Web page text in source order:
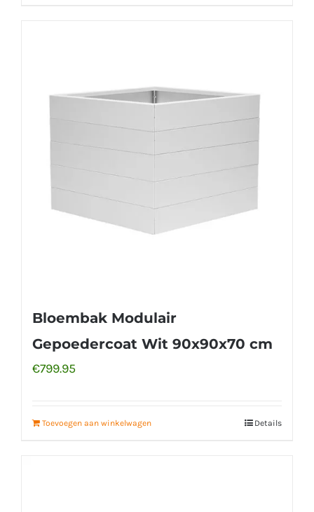
Bloembak Modulair
Gepoedercoat Wit 90x90x70 cm
€799.95
Toevoegen aan winkelwagen Details